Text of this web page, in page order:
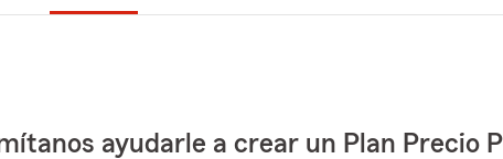
ayudarle a crear un Plan Precio